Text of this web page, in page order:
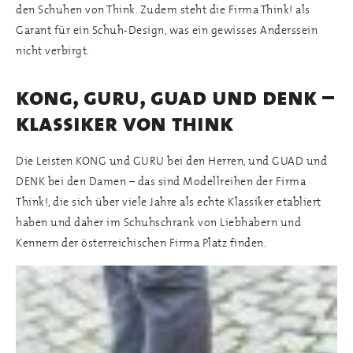
den Schuhen von Think. Zudem steht die Firma Think! als
Garant für ein Schuh-Design, was ein gewisses Anderssein
nicht verbirgt.
kong, guru, guad und denk –
klassiker von think
Die Leisten KONG und GURU bei den Herren, und GUAD und
DENK bei den Damen – das sind Modellreihen der Firma
Think!, die sich über viele Jahre als echte Klassiker etabliert
haben und daher im Schuhschrank von Liebhabern und
Kennern der österreichischen Firma Platz finden.